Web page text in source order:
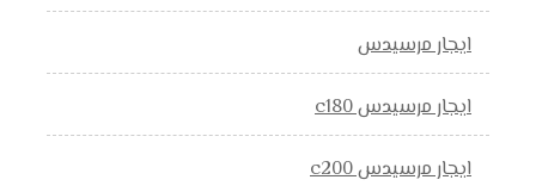
ايجار مرسيدس
ايجار مرسيدس c180
ايجار مرسيدس c200